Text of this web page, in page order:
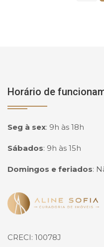
Horário de
Seg à sex: 9h às 18h
Sábados: 9h às 15h
Domingos e feriados:
Página inicial
CRECI: 10078J